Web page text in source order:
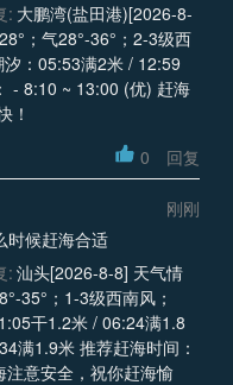
: 大鹏湾(盐田港)[2026-8-
；气28°-36°；2-3级西
：05:53满2米 / 12:59
- 8:10 ~ 13:00 (优) 赶海
！
0 回复
刚刚
时候赶海合适
: 汕头[2026-8-8] 天气情
35°；1-3级西南风；
干1.2米 / 06:24满1.8
满1.9米 推荐赶海时间：
意安全，祝你赶海愉